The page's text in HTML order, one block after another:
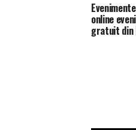
online
gratuit din